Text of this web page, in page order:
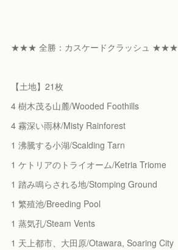
★★★ 全勝：カスケードクラッシュ ★★★
【土地】21枚
4 樹木茂る山麓/Wooded Foothills
4 霧深い雨林/Misty Rainforest
1 沸騰する小湖/Scalding Tarn
1 ケトリアのトライオーム/Ketria Triome
1 踏み鳴らされる地/Stomping Ground
1 繁殖池/Breeding Pool
1 蒸気孔/Steam Vents
1 天上都市、大田原/Otawara, Soaring City